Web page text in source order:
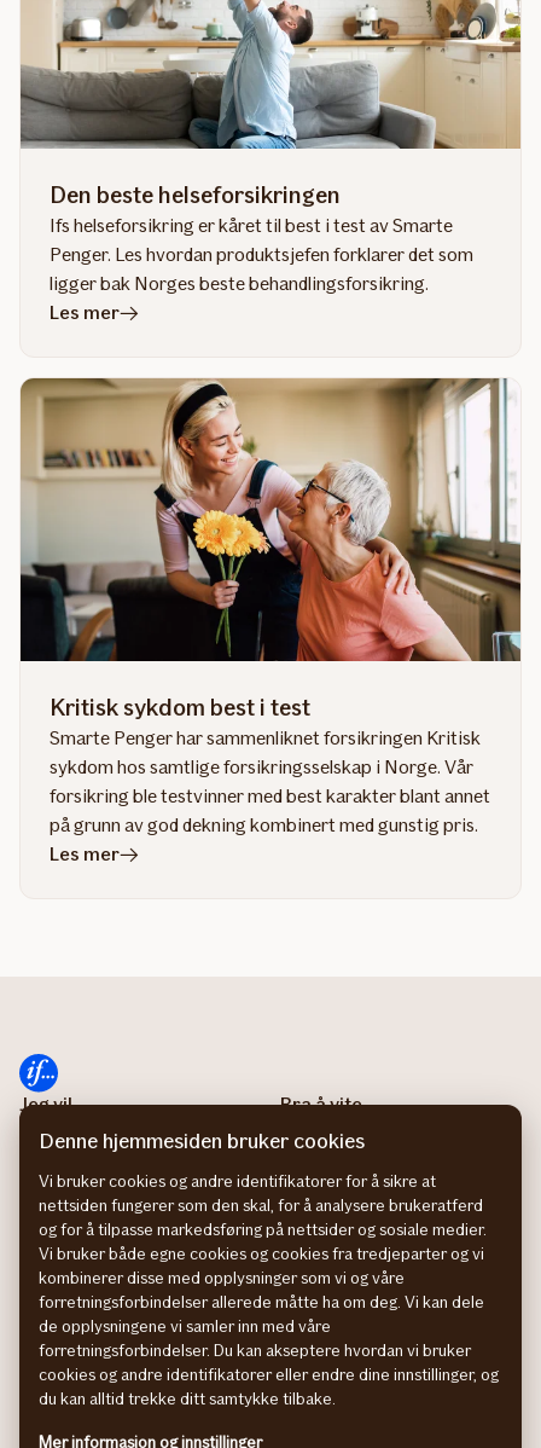
Den beste helseforsikringen
Ifs helseforsikring er kåret til best i test av Smarte
Penger. Les hvordan produktsjefen forklarer det som
ligger bak Norges beste behandlingsforsikring.
Les meri
beste
helseforsikringen
Kritisk sykdom best i test
Smarte Penger har sammenliknet forsikringen Kritisk
sykdom hos samtlige forsikringsselskap i Norge. Vår
forsikring ble testvinner med best karakter blant annet
på grunn av god dekning kombinert med gunstig pris.
Les meri
Jeg vil ...
Melde skade
Laste ned appen Mitt If
Logge inn på Mine sider
Lese Magasinet
Laste ned
reiseforsikringsbevis
Bestille Grønt kort
Bestille
skademeldingsskjema for
Bra å vite
Våre apper
Besøk Bilhjelpen
Medisinsk rådgivning
Sammenlign priser på
Finansportalen
Om If
Denne hjemmesiden bruker cookies
Vi bruker cookies og andre identifikatorer for å sikre at
nettsiden fungerer som den skal, for å analysere brukeratferd
og for å tilpasse markedsføring på nettsider og sosiale medier.
Vi bruker både egne cookies og cookies fra tredjeparter og vi
kombinerer disse med opplysninger som vi og våre
forretningsforbindelser allerede måtte ha om deg. Vi kan dele
de opplysningene vi samler inn med våre
forretningsforbindelser. Du kan akseptere hvordan vi bruker
cookies og andre identifikatorer eller endre dine innstillinger, og
du kan alltid trekke ditt samtykke tilbake.
Mer informasjon og innstillinger